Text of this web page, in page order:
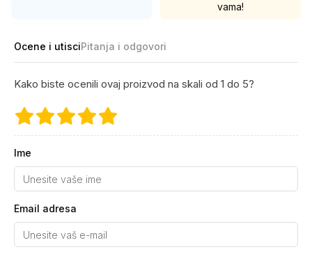
vama!
Ocene i utisciPitanja i odgovori
Kako biste ocenili ovaj proizvod na skali od 1 do 5?
Ime
Email adresa